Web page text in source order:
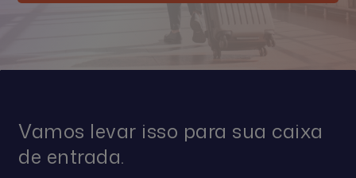
Vamos levar isso para sua caixa
de entrada.